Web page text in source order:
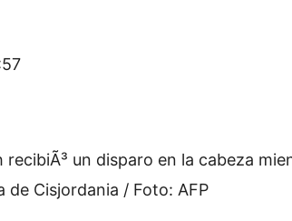
recibiÃ³ un disparo en la cabeza
de Cisjordania / Foto: AFP